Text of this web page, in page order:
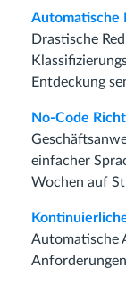
Automatische
Drastische
Entdeckung
No-Code
einfacher
Wochen auf
Automatische